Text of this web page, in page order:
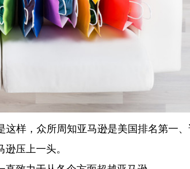
这样，众所周知亚马逊是美国排名第一
压上一头。